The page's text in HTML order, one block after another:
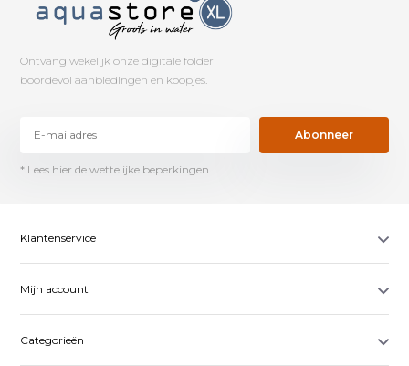
Ontvang wekelijk onze digitale folder
boordevol aanbiedingen en koopjes.
Abonneer
* Lees hier de wettelijke beperkingen
Klantenservice
Mijn account
Categorieën